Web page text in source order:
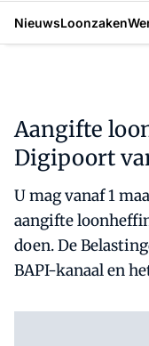
NieuwsLoonzaken
Aangifte
Digipoort
U mag vanaf 1
aangifte
doen. De
BAPI-kanaal en